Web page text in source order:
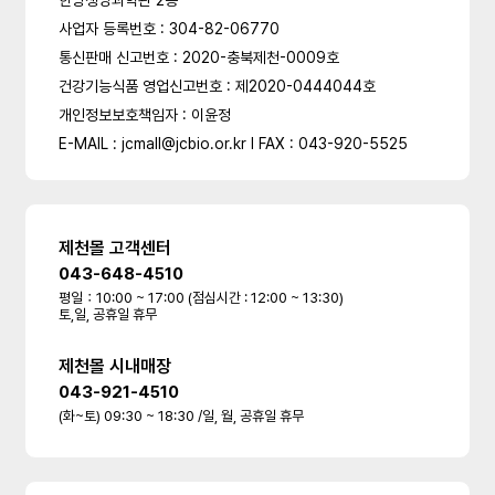
사업자 등록번호 : 304-82-06770
통신판매 신고번호 : 2020-충북제천-0009호
건강기능식품 영업신고번호 : 제2020-0444044호
개인정보보호책임자 : 이윤정
E-MAIL : jcmall@jcbio.or.kr l FAX : 043-920-5525
제천몰 고객센터
043-648-4510
평일：10:00 ~ 17:00 (점심시간 : 12:00 ~ 13:30)
토,일, 공휴일 휴무
제천몰 시내매장
043-921-4510
(화~토) 09:30 ~ 18:30 /일, 월, 공휴일 휴무